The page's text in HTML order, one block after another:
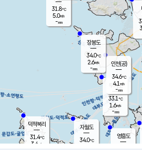
무의도
33.1℃
1.6m/s
-mm
영흥도
31.8℃
5.0m/s
-mm
자월도
34.0℃
장봉도
34.0℃
2.6m/s
-mm
덕적북리
31.4℃
3.4 m/s
인천(공)
34.6℃
4.1 m/s
-mm